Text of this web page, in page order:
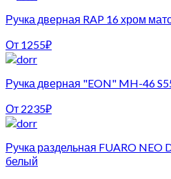
Ручка дверная RAP 16 хром
От 1255₽
Ручка дверная "EON" MH-46
От 2235₽
Ручка раздельная FUARO
белый